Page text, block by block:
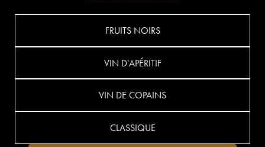
FRUITS NOIRS
VIN D'APÉRITIF
VIN DE COPAINS
CLASSIQUE